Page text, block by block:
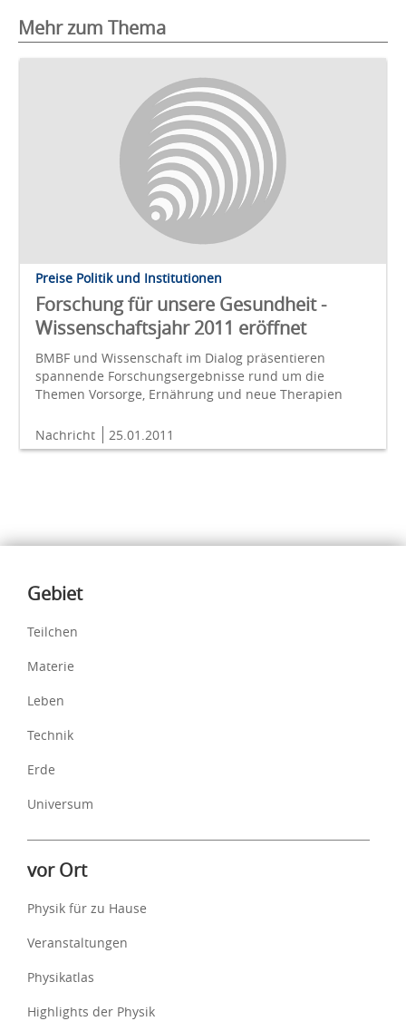
Mehr zum Thema
Preise Politik und Institutionen
Forschung für unsere Gesundheit -
Wissenschaftsjahr 2011 eröffnet
BMBF und Wissenschaft im Dialog präsentieren
spannende Forschungsergebnisse rund um die
Themen Vorsorge, Ernährung und neue Therapien
Nachricht 25.01.2011
Inhalte
Gebiet
Teilchen
Materie
Leben
Technik
Erde
Universum
vor Ort
Physik für zu Hause
Veranstaltungen
Physikatlas
Highlights der Physik